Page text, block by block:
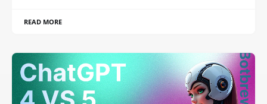
READ MORE